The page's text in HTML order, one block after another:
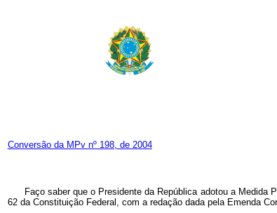
Conversão da MPv nº 198, de 2004
Faço saber que o Presidente da República adotou a Medida
62 da Constituição Federal, com a redação dada pela Emenda